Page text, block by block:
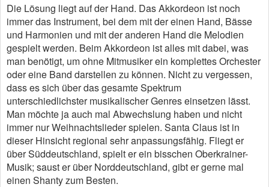
Die Lösung liegt auf der Hand. Das Akkordeon ist noch
immer das Instrument, bei dem mit der einen Hand, Bässe
und Harmonien und mit der anderen Hand die Melodien
gespielt werden. Beim Akkordeon ist alles mit dabei, was
man benötigt, um ohne Mitmusiker ein komplettes Orchester
oder eine Band darstellen zu können. Nicht zu vergessen,
dass es sich über das gesamte Spektrum
unterschiedlichster musikalischer Genres einsetzen lässt.
Man möchte ja auch mal Abwechslung haben und nicht
immer nur Weihnachtslieder spielen. Santa Claus ist in
dieser Hinsicht regional sehr anpassungsfähig. Fliegt er
über Süddeutschland, spielt er ein bisschen Oberkrainer-
Musik; saust er über Norddeutschland, gibt er gerne mal
einen Shanty zum Besten.